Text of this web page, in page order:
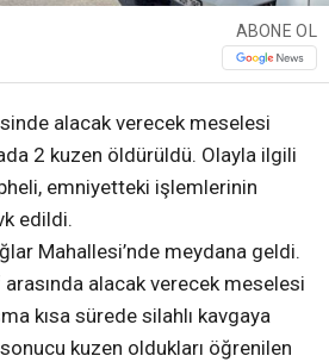
ABONE OL
alacak verecek meselesi
2 kuzen öldürüldü. Olayla ilgili
emniyetteki işlemlerinin
edildi.
Mahallesi’nde meydana geldi.
alacak verecek meselesi
kısa sürede silahlı kavgaya
kuzen oldukları öğrenilen